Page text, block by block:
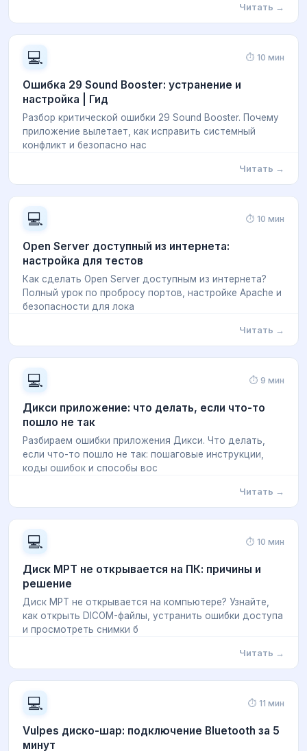
Читать →
💻 ⏱ 10 мин
Ошибка 29 Sound Booster: устранение и
настройка | Гид
Разбор критической ошибки 29 Sound Booster. Почему
приложение вылетает, как исправить системный
конфликт и безопасно нас
Читать →
💻 ⏱ 10 мин
Open Server доступный из интернета:
настройка для тестов
Как сделать Open Server доступным из интернета?
Полный урок по пробросу портов, настройке Apache и
безопасности для лока
Читать →
💻 ⏱ 9 мин
Дикси приложение: что делать, если что-то
пошло не так
Разбираем ошибки приложения Дикси. Что делать,
если что-то пошло не так: пошаговые инструкции,
коды ошибок и способы вос
Читать →
💻 ⏱ 10 мин
Диск МРТ не открывается на ПК: причины и
решение
Диск МРТ не открывается на компьютере? Узнайте,
как открыть DICOM-файлы, устранить ошибки доступа
и просмотреть снимки б
Читать →
💻 ⏱ 11 мин
Vulpes диско-шар: подключение Bluetooth за 5
минут